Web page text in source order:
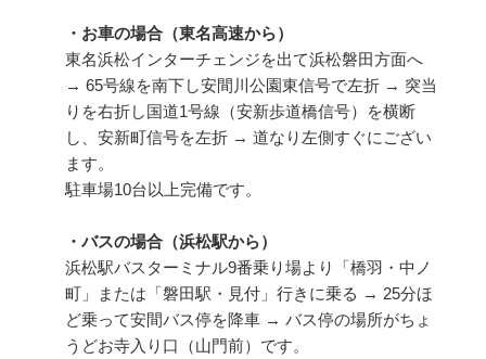
・お車の場合（東名高速から）
東名浜松インターチェンジを出て浜松磐田方面へ
→ 65号線を南下し安間川公園東信号で左折 → 突当
りを右折し国道1号線（安新歩道橋信号）を横断
し、安新町信号を左折 → 道なり左側すぐにござい
ます。
駐車場10台以上完備です。
・バスの場合（浜松駅から）
浜松駅バスターミナル9番乗り場より「橋羽・中ノ
町」または「磐田駅・見付」行きに乗る → 25分ほ
ど乗って安間バス停を降車 → バス停の場所がちょ
うどお寺入り口（山門前）です。